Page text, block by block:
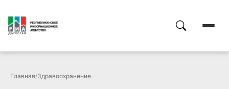
Главная/Здравоохранение